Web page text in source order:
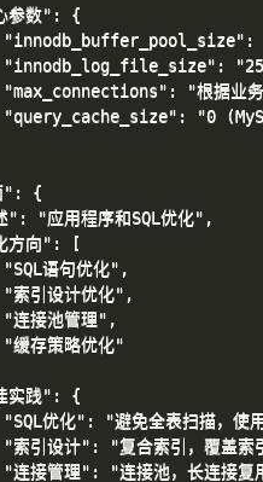
参数": {
"根据业
"0
": {
"应用程序和SQL优化",
方向": [
语句优化",
引设计优化",
接池管理",
存策略优化"
实践": {
优化": "避免全表扫描，使
引设计": "复合索引，覆盖索
接管理": "连接池，长连接复